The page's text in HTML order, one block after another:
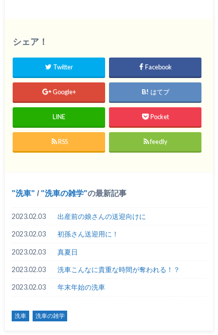
シェア！
Twitter Facebook
Google+ はてブ
LINE Pocket
RSS feedly
洗車 / 洗車の雑学 の最新記事
2023.02.03 出産前の娘さんの送迎向けに
2023.02.03 初孫さん送迎用に！
2023.02.03 真夏日
2023.02.03 洗車こんなに貴重な時間が奪われる！？
2023.02.03 年末年始の洗車
洗車 洗車の雑学